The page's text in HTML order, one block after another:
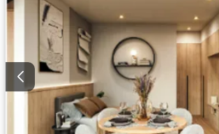
Recámara con closet
Terraza
Vista panorámica
Wifi
Zonas verdes
Parcialmente amueblado